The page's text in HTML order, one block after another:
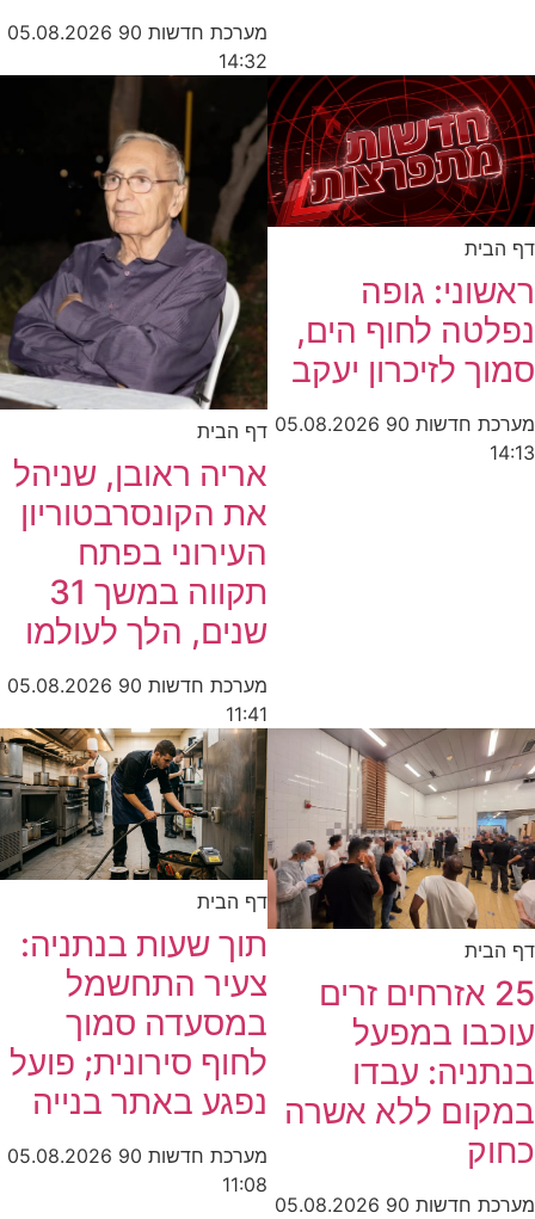
מערכת חדשות 90
05.08.2026
14:32
דף הבית
ראשוני: גופה
נפלטה לחוף הים,
סמוך לזיכרון יעקב
מערכת חדשות 90
05.08.2026
14:13
דף הבית
אריה ראובן, שניהל
את הקונסרבטוריון
העירוני בפתח
תקווה במשך 31
שנים, הלך לעולמו
מערכת חדשות 90
05.08.2026
11:41
דף הבית
25 אזרחים זרים
עוכבו במפעל
בנתניה: עבדו
במקום ללא אשרה
כחוק
מערכת חדשות 90
05.08.2026
דף הבית
תוך שעות בנתניה:
צעיר התחשמל
במסעדה סמוך
לחוף סירונית; פועל
נפגע באתר בנייה
מערכת חדשות 90
05.08.2026
11:08